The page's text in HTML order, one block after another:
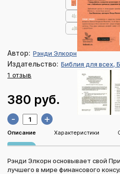
Автор: Рэнди Элкорн
Издательство: Библия для всех,
1 отзыв
380 руб.
- +
Описание Характеристики
Рэнди Элкорн основывает свой
лучшего в мире финансового